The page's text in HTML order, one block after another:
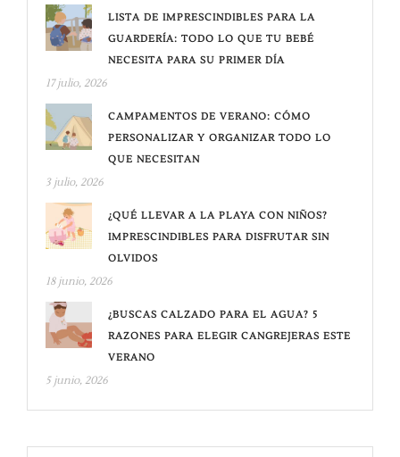
LISTA DE IMPRESCINDIBLES PARA LA
GUARDERÍA: TODO LO QUE TU BEBÉ
NECESITA PARA SU PRIMER DÍA
17 julio, 2026
CAMPAMENTOS DE VERANO: CÓMO
PERSONALIZAR Y ORGANIZAR TODO LO
QUE NECESITAN
3 julio, 2026
¿QUÉ LLEVAR A LA PLAYA CON NIÑOS?
IMPRESCINDIBLES PARA DISFRUTAR SIN
OLVIDOS
18 junio, 2026
¿BUSCAS CALZADO PARA EL AGUA? 5
RAZONES PARA ELEGIR CANGREJERAS ESTE
VERANO
5 junio, 2026